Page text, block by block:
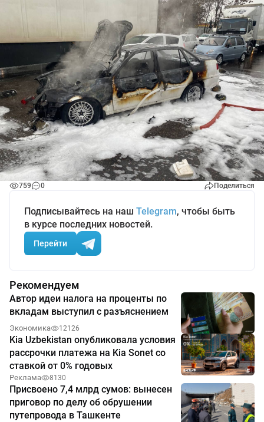
759 0 Поделиться
Подписывайтесь на наш Telegram, чтобы быть
в курсе последних новостей.
Перейти
Рекомендуем
Автор идеи налога на проценты по
вкладам выступил с разъяснением
Экономика 12126
Kia Uzbekistan опубликовала условия
рассрочки платежа на Kia Sonet со
ставкой от 0% годовых
Реклама 8130
Присвоено 7,4 млрд сумов: вынесен
приговор по делу об обрушении
путепровода в Ташкенте